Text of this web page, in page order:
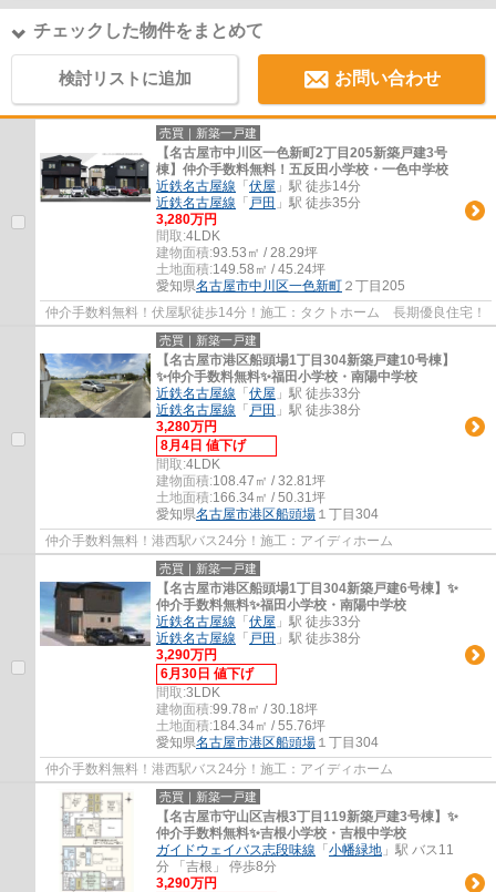
チェックした物件をまとめて
検討リストに追加 お問い合わせ
売買｜新築一戸建
【名古屋市中川区一色新町2丁目205新築戸建3号
棟】仲介手数料無料！五反田小学校・一色中学校
近鉄名古屋線 「 伏屋 」駅 徒歩14分
近鉄名古屋線 「 戸田 」駅 徒歩35分
3,280万円
間取:4LDK
建物面積:93.53㎡ / 28.29坪
土地面積:149.58㎡ / 45.24坪
愛知県名古屋市中川区一色新町 ２丁目205
仲介手数料無料！伏屋駅徒歩14分！施工：タクトホーム 長期優良住宅！
売買｜新築一戸建
【名古屋市港区船頭場1丁目304新築戸建10号棟】
✨️仲介手数料無料✨️福田小学校・南陽中学校
近鉄名古屋線 「 伏屋 」駅 徒歩33分
近鉄名古屋線 「 戸田 」駅 徒歩38分
3,280万円
8月4日 値下げ
間取:4LDK
建物面積:108.47㎡ / 32.81坪
土地面積:166.34㎡ / 50.31坪
愛知県名古屋市港区船頭場 １丁目304
仲介手数料無料！港西駅バス24分！施工：アイディホーム
売買｜新築一戸建
【名古屋市港区船頭場1丁目304新築戸建6号棟】✨️
仲介手数料無料✨️福田小学校・南陽中学校
近鉄名古屋線 「 伏屋 」駅 徒歩33分
近鉄名古屋線 「 戸田 」駅 徒歩38分
3,290万円
6月30日 値下げ
間取:3LDK
建物面積:99.78㎡ / 30.18坪
土地面積:184.34㎡ / 55.76坪
愛知県名古屋市港区船頭場 １丁目304
仲介手数料無料！港西駅バス24分！施工：アイディホーム
売買｜新築一戸建
【名古屋市守山区吉根3丁目119新築戸建3号棟】✨️
仲介手数料無料✨️吉根小学校・吉根中学校
ガイドウェイバス志段味線 「 小幡緑地 」駅 バス11
分 「吉根」 停歩8分
3,290万円